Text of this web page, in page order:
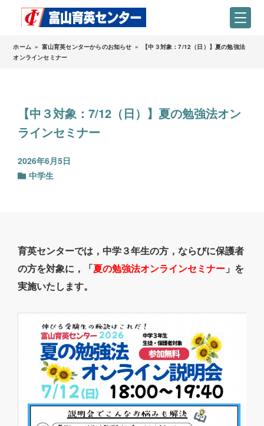
ホーム » 富山育英センターからのお知らせ »
【中３対象：7/12（日）】夏の勉強法
オンラインセミナー
【中３対象：7/12（日）】夏の勉強法オン
ラインセミナー
2026年6月5日
中学生
育英センターでは，中学３年生の方，ならびに保護者
の方を対象に，「夏の勉強法オンラインセミナー」を
実施いたします。